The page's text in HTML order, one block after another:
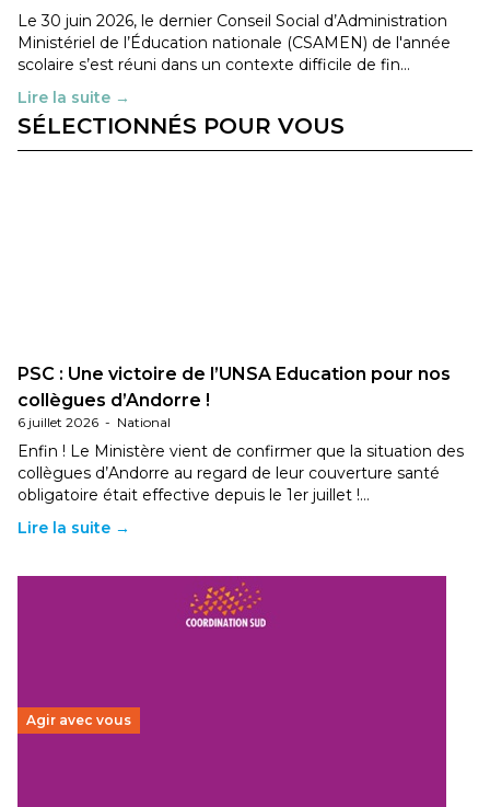
Le 30 juin 2026, le dernier Conseil Social d’Administration
Ministériel de l’Éducation nationale (CSAMEN) de l'année
scolaire s’est réuni dans un contexte difficile de fin…
Lire la suite →
SÉLECTIONNÉS POUR VOUS
PSC : Une victoire de l’UNSA Education pour nos
collègues d’Andorre !
6 juillet 2026 - National
Enfin ! Le Ministère vient de confirmer que la situation des
collègues d’Andorre au regard de leur couverture santé
obligatoire était effective depuis le 1er juillet !…
Lire la suite →
Agir avec vous